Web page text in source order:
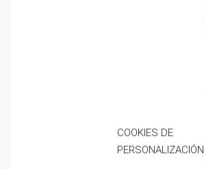
COOKIES DE
PERSONALIZACIÓN